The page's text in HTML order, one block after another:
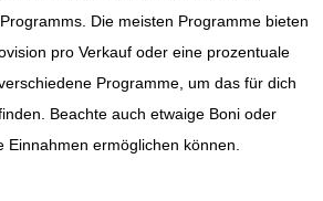
Die meisten Programme bieten
pro Verkauf oder eine prozentuale
Programme, um das für dich
Beachte auch etwaige Boni oder
Einnahmen ermöglichen können.